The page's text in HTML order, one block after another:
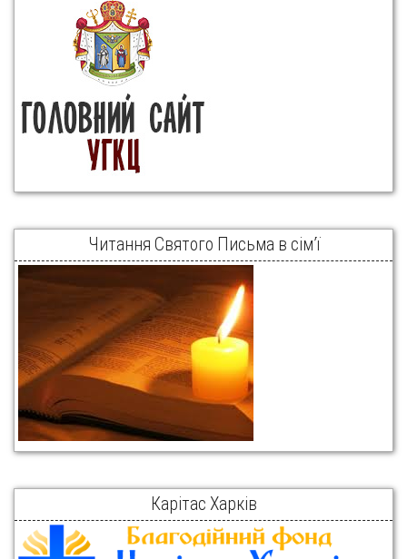
Читання Святого Письма в сім’ї
Карітас Харків